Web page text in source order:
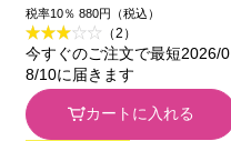
税率10％ 880円（税込）
（2）
今すぐのご注文で最短2026/0
8/10に届きます
カートに入れる